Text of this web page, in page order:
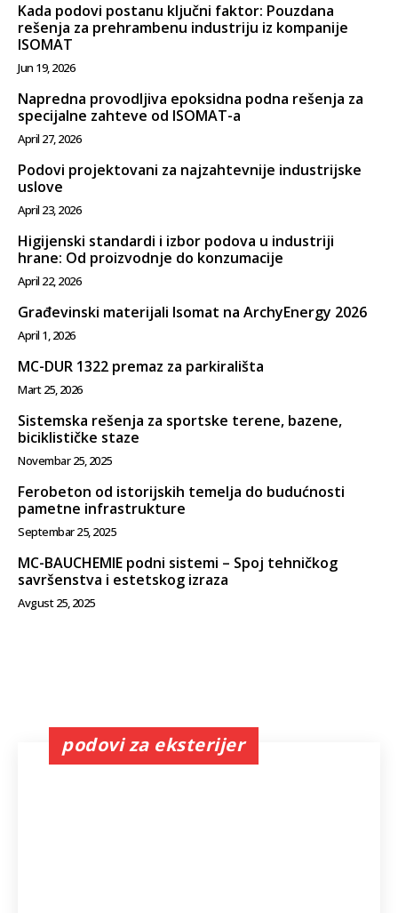
Kada podovi postanu ključni faktor: Pouzdana
rešenja za prehrambenu industriju iz kompanije
ISOMAT
Jun 19, 2026
Napredna provodljiva epoksidna podna rešenja za
specijalne zahteve od ISOMAT-a
April 27, 2026
Podovi projektovani za najzahtevnije industrijske
uslove
April 23, 2026
Higijenski standardi i izbor podova u industriji
hrane: Od proizvodnje do konzumacije
April 22, 2026
Građevinski materijali Isomat na ArchyEnergy 2026
April 1, 2026
MC-DUR 1322 premaz za parkirališta
Mart 25, 2026
Sistemska rešenja za sportske terene, bazene,
biciklističke staze
Novembar 25, 2025
Ferobeton od istorijskih temelja do budućnosti
pametne infrastrukture
Septembar 25, 2025
MC-BAUCHEMIE podni sistemi – Spoj tehničkog
savršenstva i estetskog izraza
Avgust 25, 2025
podovi za eksterijer